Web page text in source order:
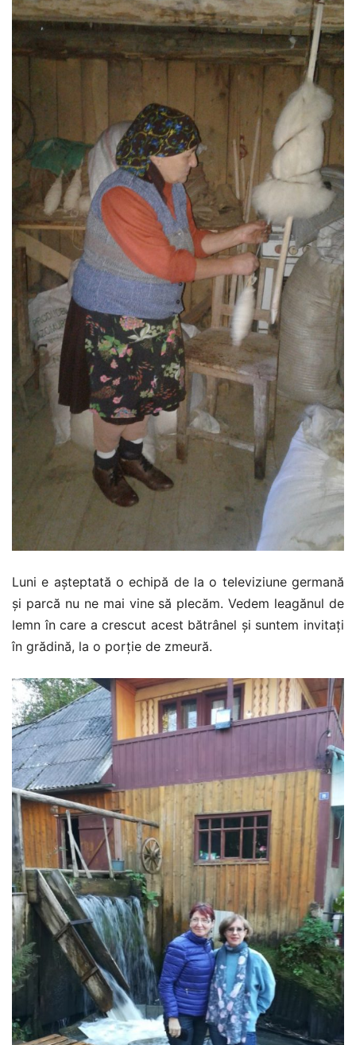
Luni e așteptată o echipă de la o televiziune germană
și parcă nu ne mai vine să plecăm. Vedem leagănul de
lemn în care a crescut acest bătrânel și suntem invitați
în grădină, la o porție de zmeură.